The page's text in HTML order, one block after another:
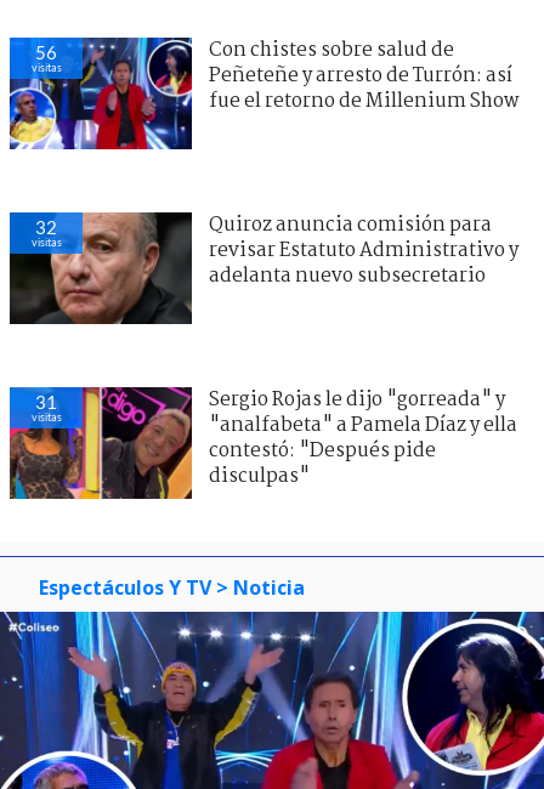
56
visitas
Con chistes sobre salud de
Peñeteñe y arresto de Turrón: así
fue el retorno de Millenium Show
32
visitas
Quiroz anuncia comisión para
revisar Estatuto Administrativo y
adelanta nuevo subsecretario
31
visitas
Sergio Rojas le dijo "gorreada" y
"analfabeta" a Pamela Díaz y ella
contestó: "Después pide
disculpas"
Espectáculos Y TV > Noticia